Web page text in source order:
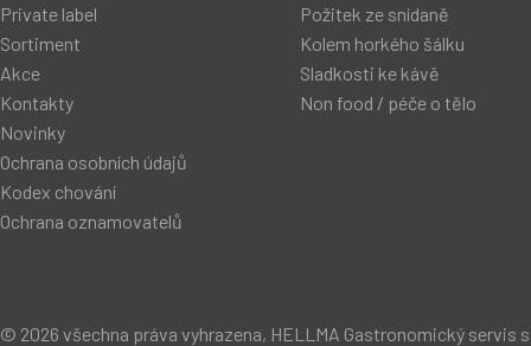
Private label
Sortiment
Akce
Kontakty
Novinky
Ochrana osobních údajů
Kodex chování
Ochrana oznamovatelů
Požitek ze snídaně
Kolem horkého šálku
Sladkosti ke kávě
Non food / péče o tělo
© 2026 všechna práva vyhrazena, HELLMA Gastronomický servis